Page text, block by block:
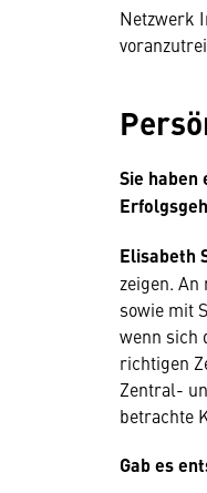
Netzwerk
Sie
Elisabeth
zeigen.
sowie mit
wenn sich
richtigen
Zentral-
betrachte
Gab es